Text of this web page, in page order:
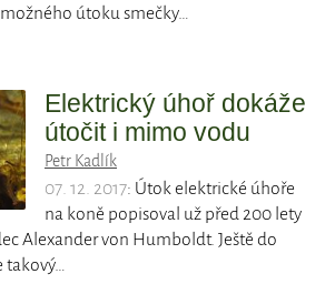
útoku smečky…
Elektrický úhoř dokáže
útočit i mimo vodu
Petr Kadlík
07. 12. 2017: Útok elektrické úhoře
na koně popisoval už před 200 lety
Alexander von Humboldt. Ještě do
takový…